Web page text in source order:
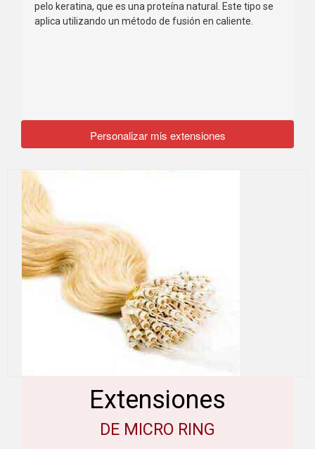
pelo keratina, que es una proteína natural. Este tipo se
aplica utilizando un método de fusión en caliente.
Personalizar mis extensiones
Extensiones
DE MICRO RING